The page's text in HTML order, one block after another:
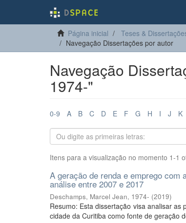
Página inicial Teses &
Navegação Dissertações por autor
Navegação
1974-"
0-9 A B C D E F G H I J K
Itens para a visualização no momento 1-1
A geração de renda e emprego
análise entre 2007 e 2017
Deschamps, Marcel Jean, 1974- (2019)
Resumo: Esta dissertação visa analisar
cidade da Curitiba como fonte de geração